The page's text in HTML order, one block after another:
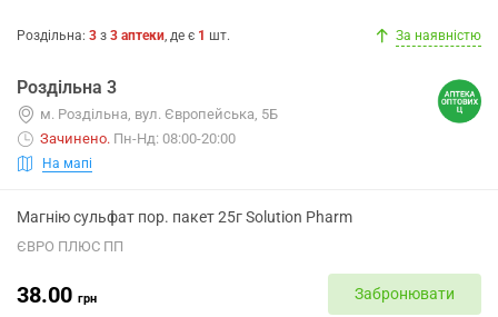
Роздільна: 3 з 3 аптеки, де є 1 шт. За наявністю
Роздільна 3
м. Роздільна, вул. Європейська, 5Б
Зачинено. Пн-Нд: 08:00-20:00
На мапі
Магнію сульфат пор. пакет 25г Solution Pharm
ЄВРО ПЛЮС ПП
38.00 грн Забронювати